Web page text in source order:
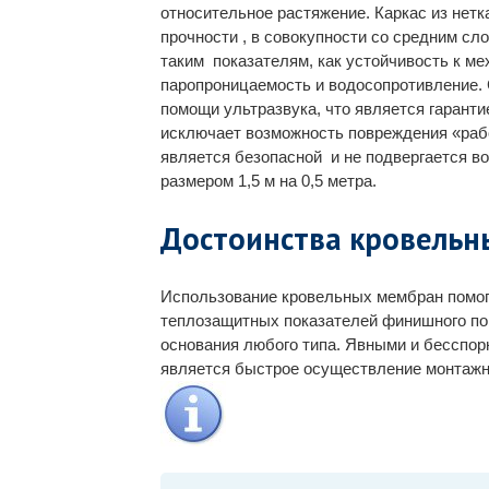
относительное растяжение. Каркас из
прочности , в совокупности со средним
таким показателям, как устойчивость к
паропроницаемость и
помощи ультразвука, что является
исключает возможность повреждения
является безопасной и не подвергается
размером 1,5 м на 0,5 метра.
Достоинства
Использование кровельных мембран
теплозащитных показателей финишного
основания любого типа. Явными и
является быстрое осуществление